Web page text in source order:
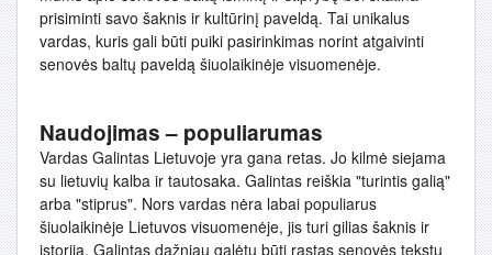
prisiminti savo šaknis ir kultūrinį paveldą. Tai unikalus
vardas, kuris gali būti puiki pasirinkimas norint atgaivinti
senovės baltų paveldą šiuolaikinėje visuomenėje.
Naudojimas – populiarumas
Vardas Galintas Lietuvoje yra gana retas. Jo kilmė siejama
su lietuvių kalba ir tautosaka. Galintas reiškia "turintis galią"
arba "stiprus". Nors vardas nėra labai populiarus
šiuolaikinėje Lietuvos visuomenėje, jis turi gilias šaknis ir
istoriją. Galintas dažniau galėtų būti rastas senovės tekstų